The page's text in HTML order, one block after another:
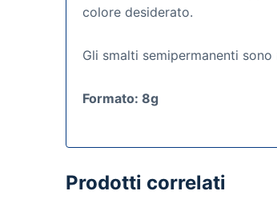
colore desiderato.
Gli smalti semipermanenti sono
Formato: 8g
Prodotti correlati